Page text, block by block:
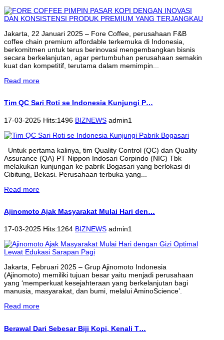
Jakarta, 22 Januari 2025 – Fore Coffee, perusahaan F&B
coffee chain premium affordable terkemuka di Indonesia,
berkomitmen untuk terus berinovasi mengembangkan bisnis
secara berkelanjutan, agar pertumbuhan perusahaan semakin
kuat dan kompetitif, terutama dalam memimpin...
Read more
Tim QC Sari Roti se Indonesia Kunjungi P…
17-03-2025 Hits:1496 BIZNEWS admin1
Untuk pertama kalinya, tim Quality Control (QC) dan Quality
Assurance (QA) PT Nippon Indosari Corpindo (NIC) Tbk
melakukan kunjungan ke pabrik Bogasari yang berlokasi di
Cibitung, Bekasi. Perusahaan terbuka yang...
Read more
Ajinomoto Ajak Masyarakat Mulai Hari den…
17-03-2025 Hits:1264 BIZNEWS admin1
Jakarta, Februari 2025 – Grup Ajinomoto Indonesia
(Ajinomoto) memiliki tujuan besar yaitu menjadi perusahaan
yang ‘memperkuat kesejahteraan yang berkelanjutan bagi
manusia, masyarakat, dan bumi, melalui AminoScience’.
Read more
Berawal Dari Sebesar Biji Kopi, Kenali T…